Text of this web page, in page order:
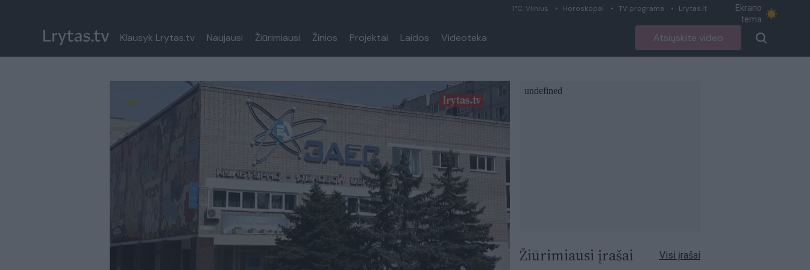
1°C, Vilnius Horoskopai TV programa Lrytas.lt
Ekrano
tema
Klausyk Lrytas.tv Naujausi Žiūrimiausi Žinios Projektai Laidos Videoteka Atsiųskite video
Paremkite Ukrainą
Žiūrimiausi įrašai Visi įrašai